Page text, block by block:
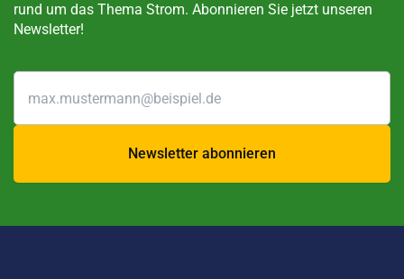
rund um das Thema Strom. Abonnieren Sie jetzt unseren
Newsletter!
Newsletter abonnieren